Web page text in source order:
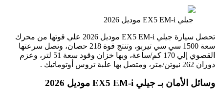
جيلي EX5 EM-i موديل 2026
تحصل سيارة جيلي EX5 EM-i موديل 2026 علي قوتها من محرك
سعة 1500 سي سي تيربو، وتنتج قوة 218 حصان، وتصل سرعتها
القصوي إلي 170 كم/ساعة، وبها خزان وقود سعة 51 لتر، وعزم
دوران 262 نيوتن/متر، ومتصل بها علبة تروس أوتوماتيك .
وسائل الأمان بـ جيلي EX5 EM-i موديل 2026